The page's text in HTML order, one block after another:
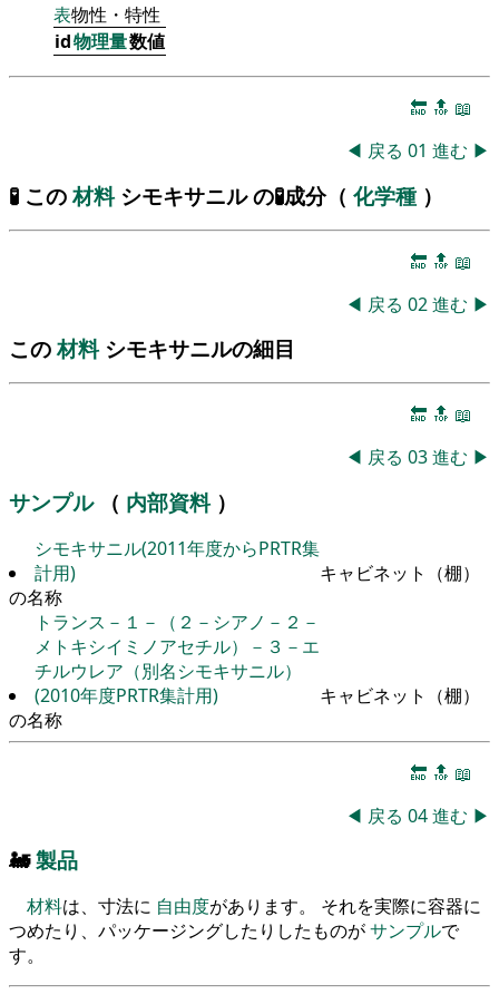
表物性・特性
id物理量数値
🔚 🔝 📖
◀ 戻る 01 進む ▶
🧪 この材料 シモキサニル の🧪成分（ 化学種 ）
🔚 🔝 📖
◀ 戻る 02進む ▶
この材料 シモキサニルの細目
🔚 🔝 📖
◀ 戻る 03進む ▶
サンプル （ 内部資料 ）
シモキサニル(2011年度からPRTR集
計用)
キャビネット（棚）
の名称
トランス－１－（２－シアノ－２－
メトキシイミノアセチル）－３－エ
チルウレア（別名シモキサニル）
(2010年度PRTR集計用)
キャビネット（棚）
の名称
🔚 🔝 📖
◀ 戻る 04進む ▶
🚂製品
材料は、寸法に 自由度があります。 それを実際に容器に
つめたり、パッケージングしたりしたものがサンプルで
す。